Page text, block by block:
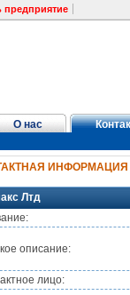
предприятие
О нас
ИНФОРМАЦИЯ
Лтд
описание:
лицо: